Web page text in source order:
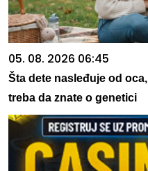
05. 08. 2026 06:45
Šta dete nasleđuje od
treba da znate o genetici